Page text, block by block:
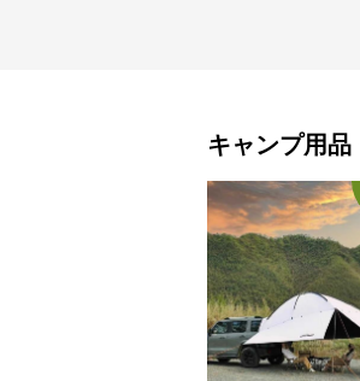
キャンプ用品